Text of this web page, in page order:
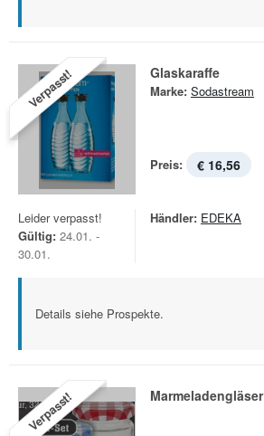
Verpasst! Glaskaraffe
Marke: Sodastream
Preis: € 16,56
Leider verpasst!
Gültig: 24.01. -
30.01.
Händler: EDEKA
Details siehe Prospekte.
Verpasst! Marmeladengläser